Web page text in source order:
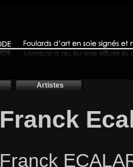
Artistes
Franck
Franck